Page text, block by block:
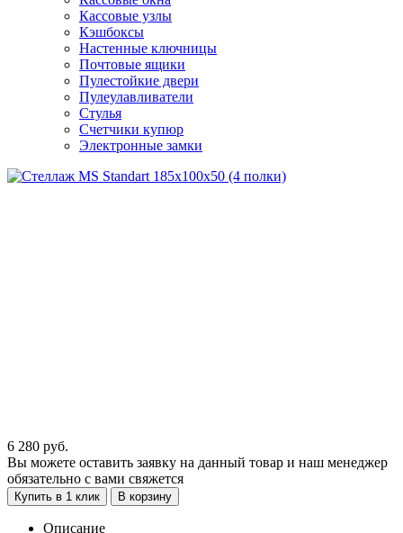
Кассовые узлы
Кэшбоксы
Настенные ключницы
Почтовые ящики
Пулестойкие двери
Пулеулавливатели
Стулья
Счетчики купюр
Электронные замки
6 280 руб.
Вы можете оставить заявку на данный товар и наш менеджер
обязательно с вами свяжется
Купить в 1 клик В корзину
Описание